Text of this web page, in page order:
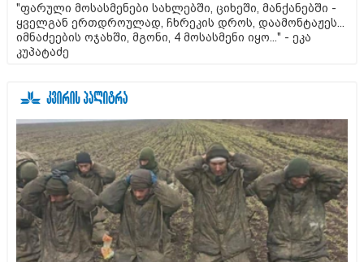
"ფარული მოსასმენები სახლებში, ციხეში, მანქანებში -
ყველგან ერთდროულად, ჩხრეკის დროს, დაამონტაჟეს...
იმნაძეების ოჯახში, მგონი, 4 მოსასმენი იყო..." - ეკა
კუპატაძე